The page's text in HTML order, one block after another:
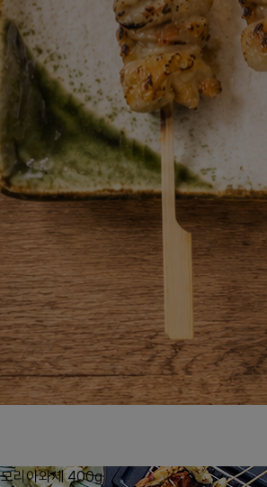
모리아와세 400g